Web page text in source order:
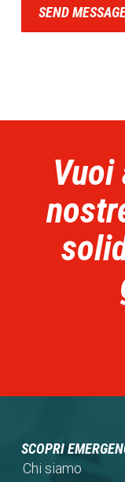
SEND
SCOPRI
Chi siamo